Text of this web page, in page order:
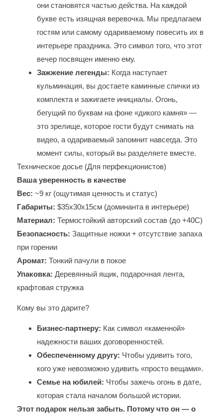
они становятся частью действа. На каждой
букве есть изящная веревочка. Мы предлагаем
гостям или самому одариваемому повесить их в
интерьере праздника. Это символ того, что этот
вечер посвящен именно ему.
Зажжение легенды: Когда наступает
кульминация, вы достаете каминные спички из
комплекта и зажигаете инициалы. Огонь,
бегущий по буквам на фоне «дикого камня» —
это зрелище, которое гости будут снимать на
видео, а одариваемый запомнит навсегда. Это
момент силы, который вы разделяете вместе.
Техническое досье (Для перфекционистов)
Ваша уверенность в качестве
Вес: ~9 кг (ощутимая ценность и статус)
Габариты: $35х30х15см (доминанта в интерьере)
Материал: Термостойкий авторский состав (до +40C)
Безопасность: Защитные ножки + отсутствие запаха
при горении
Аромат: Тонкий пачули в покое
Упаковка: Деревянный ящик, подарочная лента,
крафтовая стружка
Кому вы это дарите?
Бизнес-партнеру: Как символ «каменной»
надежности ваших договоренностей.
Обеспеченному другу: Чтобы удивить того,
кого уже невозможно удивить «просто вещами».
Семье на юбилей: Чтобы зажечь огонь в дате,
которая стала началом большой истории.
Этот подарок нельзя забыть. Потому что он — о